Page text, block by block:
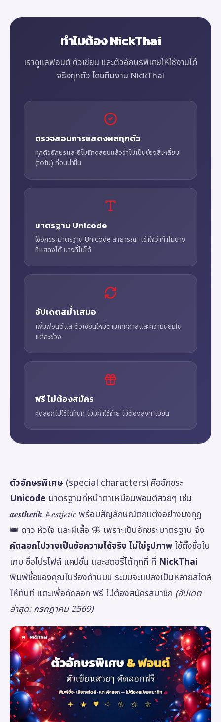
ทำไมต้อง NickThai
เราดูแลฟอนต์ ตัวเขียน และตัวอักษรพิเศษให้ใช้งานได้
จริงทุกตัว โดยทีมงาน NickThai
ตรวจสอบการแสดงผลทุกตัว
ทุกตัวอักษรและอิโมจิทดสอบแล้วว่าไม่เป็นช่องสี่เหลี่ยม
(tofu) ก่อนนำขึ้น
มาตรฐาน Unicode
ใช้อักขระมาตรฐาน Unicode สาธารณะ เข้าใจว่าทำไมบาง
ที่แสดงได้ บางที่ไม่ได้
อัปเดตสม่ำเสมอ
เพิ่มฟอนต์และตัวเขียนใหม่ตามเทศกาลและความนิยมใน
แต่ละช่วง
ฟรี ไม่ต้องสมัคร
คัดลอกไปใช้ได้ทันที ไม่มีค่าใช้จ่าย ไม่ต้องลงทะเบียน
ตัวอักษรพิเศษ (special characters) คืออักขระ
Unicode มาตรฐานที่หน้าตาเหมือนฟอนต์สวยๆ เช่น
𝒂𝒆𝒔𝒕𝒉𝒆𝒕𝒊𝒌 𝔸𝑒𝑠𝑡𝑗𝑒𝑡𝑖𝑐 พร้อมสัญลักษณ์ตกแต่งอย่างมงกุฎ
👑 ดาว หัวใจ และผีเสื้อ 🦋 เพราะเป็นอักขระมาตรฐาน จึง
คัดลอกไปวางเป็นข้อความได้จริง ไม่ใช่รูปภาพใช้ตั้งชื่อใน
เกม ชื่อโปรไฟล์ แคปชั่น และสตอรี่ได้ทุกที่ ที่ NickThai
พิมพ์ชื่อของคุณในช่องด้านบน ระบบจะแปลงเป็นหลายสไตล์
ให้ทันที แตะเพื่อคัดลอก ฟรี ไม่ต้องสมัครสมาชิก (อัปเดต
ล่าสุด: กรกฎาคม 2569)